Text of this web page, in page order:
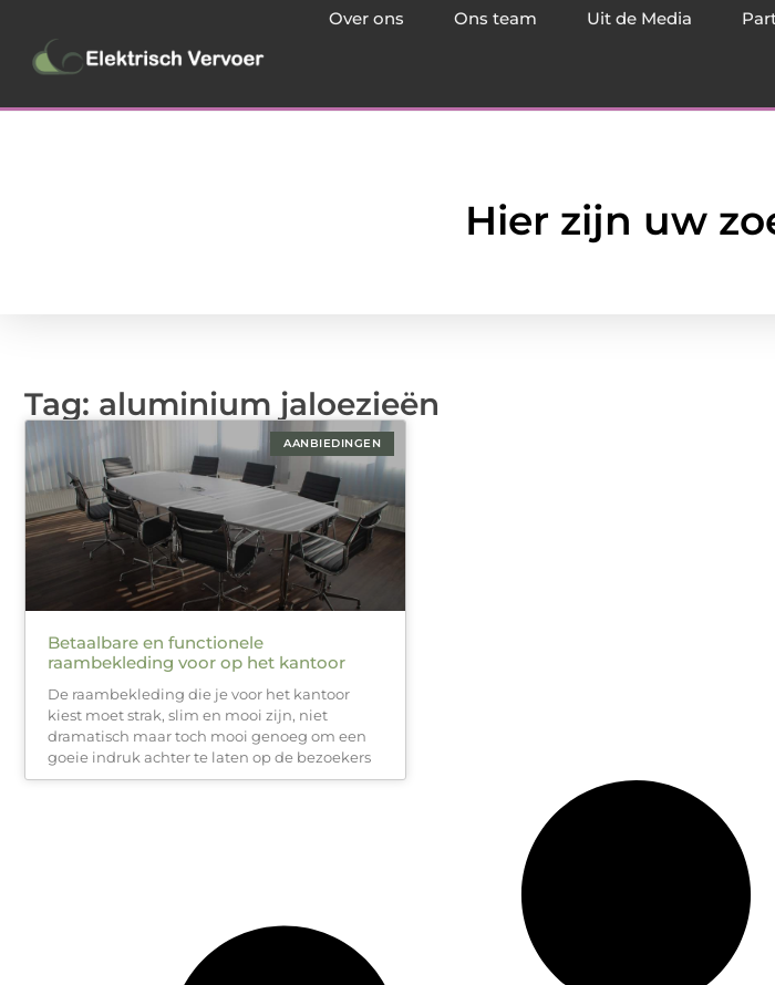
Over ons Ons team Uit de Media
Hier zijn uw
Tag: aluminium jaloezieën
AANBIEDINGEN
Betaalbare en functionele
raambekleding voor op het kantoor
De raambekleding die je voor het kantoor
kiest moet strak, slim en mooi zijn, niet
dramatisch maar toch mooi genoeg om een
goeie indruk achter te laten op de bezoekers